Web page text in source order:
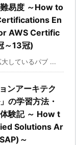
易度 ～How to
En
AWS Certific
～13冠)
しているパブ ...
ンアーキテク
の学習方法・
験記 ～ How t
Solutions Ar
～